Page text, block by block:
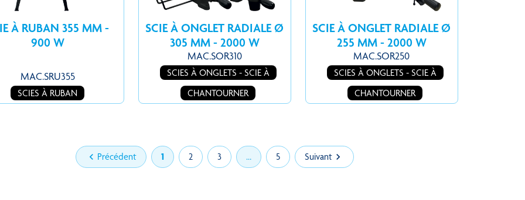
À RUBAN 355 MM -
900 W
MAC.SRU355
SCIES À RUBAN
SCIE À ONGLET RADIALE Ø
305 MM - 2000 W
MAC.SOR310
SCIES À ONGLETS - SCIE À
CHANTOURNER
SCIE À ONGLET RADIALE Ø
255 MM - 2000 W
MAC.SOR250
SCIES À ONGLETS - SCIE À
CHANTOURNER
 Précédent 1 2 3 … 5 Suivant 